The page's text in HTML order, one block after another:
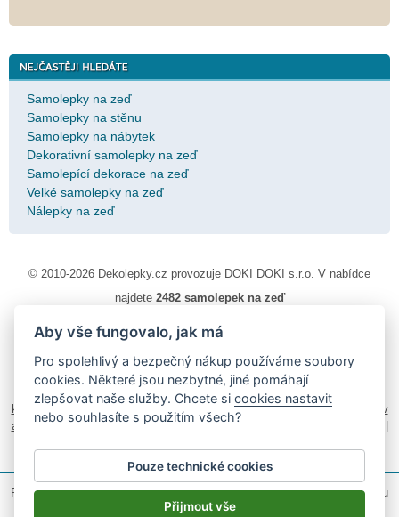
Samolepky na zeď
Samolepky na stěnu
Samolepky na nábytek
Dekorativní samolepky na zeď
Samolepící dekorace na zeď
Velké samolepky na zeď
Nálepky na zeď
© 2010-2026 Dekolepky.cz provozuje DOKI DOKI s.r.o. V nabídce
najdete 2482 samolepek na zeď
Návod k lepení|Životnost samolepek na zeď
podmínky|Ochrana osobních údajů|Cookies |Reklamační řád
Impressum
samolepky na auto |fotomagnetky na lednici fotokalendáře
kühlschrank fotomagnete
foto magnesy na lodówkę|samolepky dieťa v
aute |logoprinty |nálepky na stenu | dárky pro ženy
Podle zákona o evidenci tržeb je prodávající povinen vystavit kupujícímu
účtenku.
Aby vše fungovalo, jak má
Pro spolehlivý a bezpečný nákup používáme soubory
cookies. Některé jsou nezbytné, jiné pomáhají
zlepšovat naše služby. Chcete sicookies nastavit
nebo souhlasíte s použitím všech?
Pouze technické cookies
Přijmout vše